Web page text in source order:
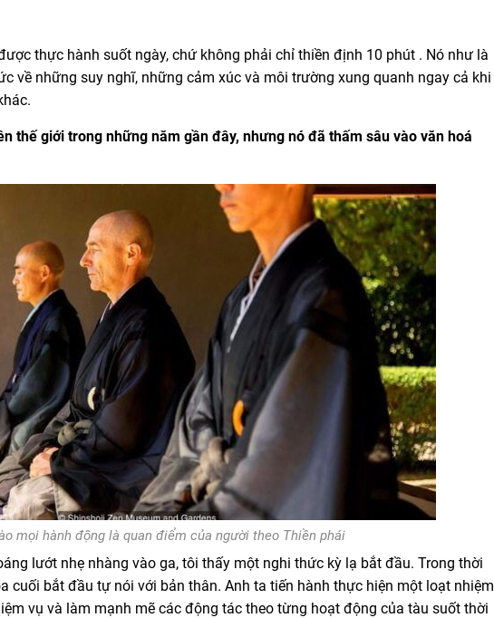
thực hành suốt ngày, chứ không phải chỉ thiền định 10 phút . Nó như là
về những suy nghĩ, những cảm xúc và môi trường xung quanh ngay cả khi
thế giới trong những năm gần đây, nhưng nó đã thấm sâu vào văn hoá
mọi hành động là quan điểm của người theo Thiền phái
lướt nhẹ nhàng vào ga, tôi thấy một nghi thức kỳ lạ bắt đầu. Trong thời
cuối bắt đầu tự nói với bản thân. Anh ta tiến hành thực hiện một loạt nhiệm
vụ và làm mạnh mẽ các động tác theo từng hoạt động của tàu suốt thời